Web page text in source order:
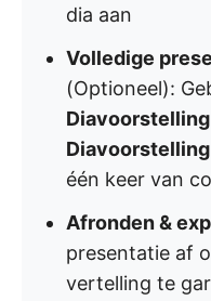
dia aan
Volledige
(Optioneel):
Diavoorstelling
één keer van
Afronden &
presentatie af
vertelling te